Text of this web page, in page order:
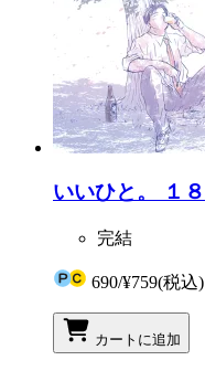
いいひと。 １８
完結
690/¥759(税込)
カートに追加